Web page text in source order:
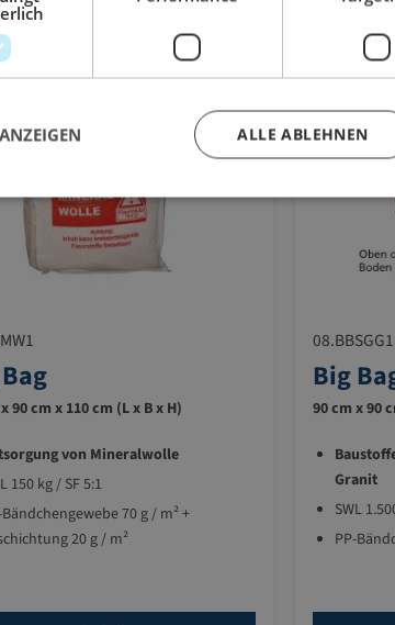
90 cm x 110 cm (L x B x H)
von Mineralwolle
150 kg / SF 5:1
Bändchengewebe 70 g / m² +
20 g / m²
08.BBSGG1
Big
90 cm x 90
Granit
SWL
PP-
ALLE ABLEHNEN